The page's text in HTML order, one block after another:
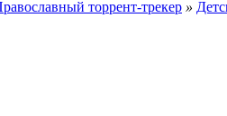
торрент-трекер »